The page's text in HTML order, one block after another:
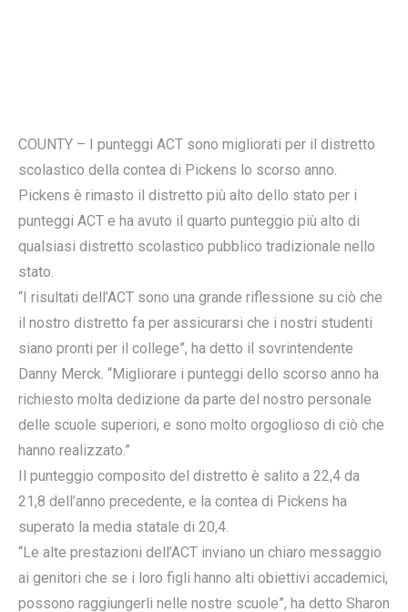
COUNTY – I punteggi ACT sono migliorati per il distretto
scolastico della contea di Pickens lo scorso anno.
Pickens è rimasto il distretto più alto dello stato per i
punteggi ACT e ha avuto il quarto punteggio più alto di
qualsiasi distretto scolastico pubblico tradizionale nello
stato.
“I risultati dell’ACT sono una grande riflessione su ciò che
il nostro distretto fa per assicurarsi che i nostri studenti
siano pronti per il college”, ha detto il sovrintendente
Danny Merck. “Migliorare i punteggi dello scorso anno ha
richiesto molta dedizione da parte del nostro personale
delle scuole superiori, e sono molto orgoglioso di ciò che
hanno realizzato.”
Il punteggio composito del distretto è salito a 22,4 da
21,8 dell’anno precedente, e la contea di Pickens ha
superato la media statale di 20,4.
“Le alte prestazioni dell’ACT inviano un chiaro messaggio
ai genitori che se i loro figli hanno alti obiettivi accademici,
possono raggiungerli nelle nostre scuole”, ha detto Sharon